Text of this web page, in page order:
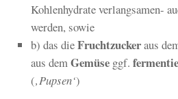
Kohlenhydrate verlangsamen-
werden, sowie
b) das dieFruchtzuckeraus
aus demGemüse ggf.
(‚Pupsen‘)